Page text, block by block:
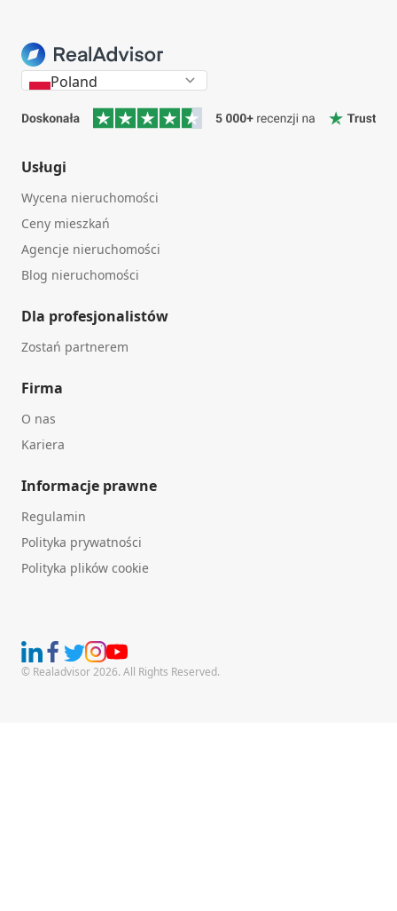
Poland
Usługi
Wycena nieruchomości
Ceny mieszkań
Agencje nieruchomości
Blog nieruchomości
Dla profesjonalistów
Zostań partnerem
Firma
O nas
Kariera
Informacje prawne
Regulamin
Polityka prywatności
Polityka plików cookie
© Realadvisor 2026. All Rights Reserved.